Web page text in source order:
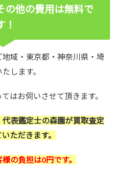
の他の費用は無料で
！
域・東京都・神奈川県・埼
します。
はお伺いさせて頂きます。
表鑑定士の森園が買取査定
ただきます。
様の負担は0円です。